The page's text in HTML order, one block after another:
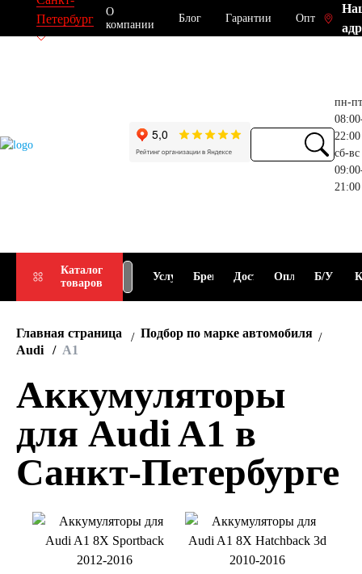
Петербург
О
компании
Блог Гарантии Опт
пн-пт
22:00
сб-вс
21:00
Каталог
товаров
Подбор
АКБ
Услуги Бренды ДоставкаОплата Б/У
Главная страница
Подбор по марке автомобиля
Audi
A1
Аккумуляторы
для Audi A1 в
Санкт-Петербурге